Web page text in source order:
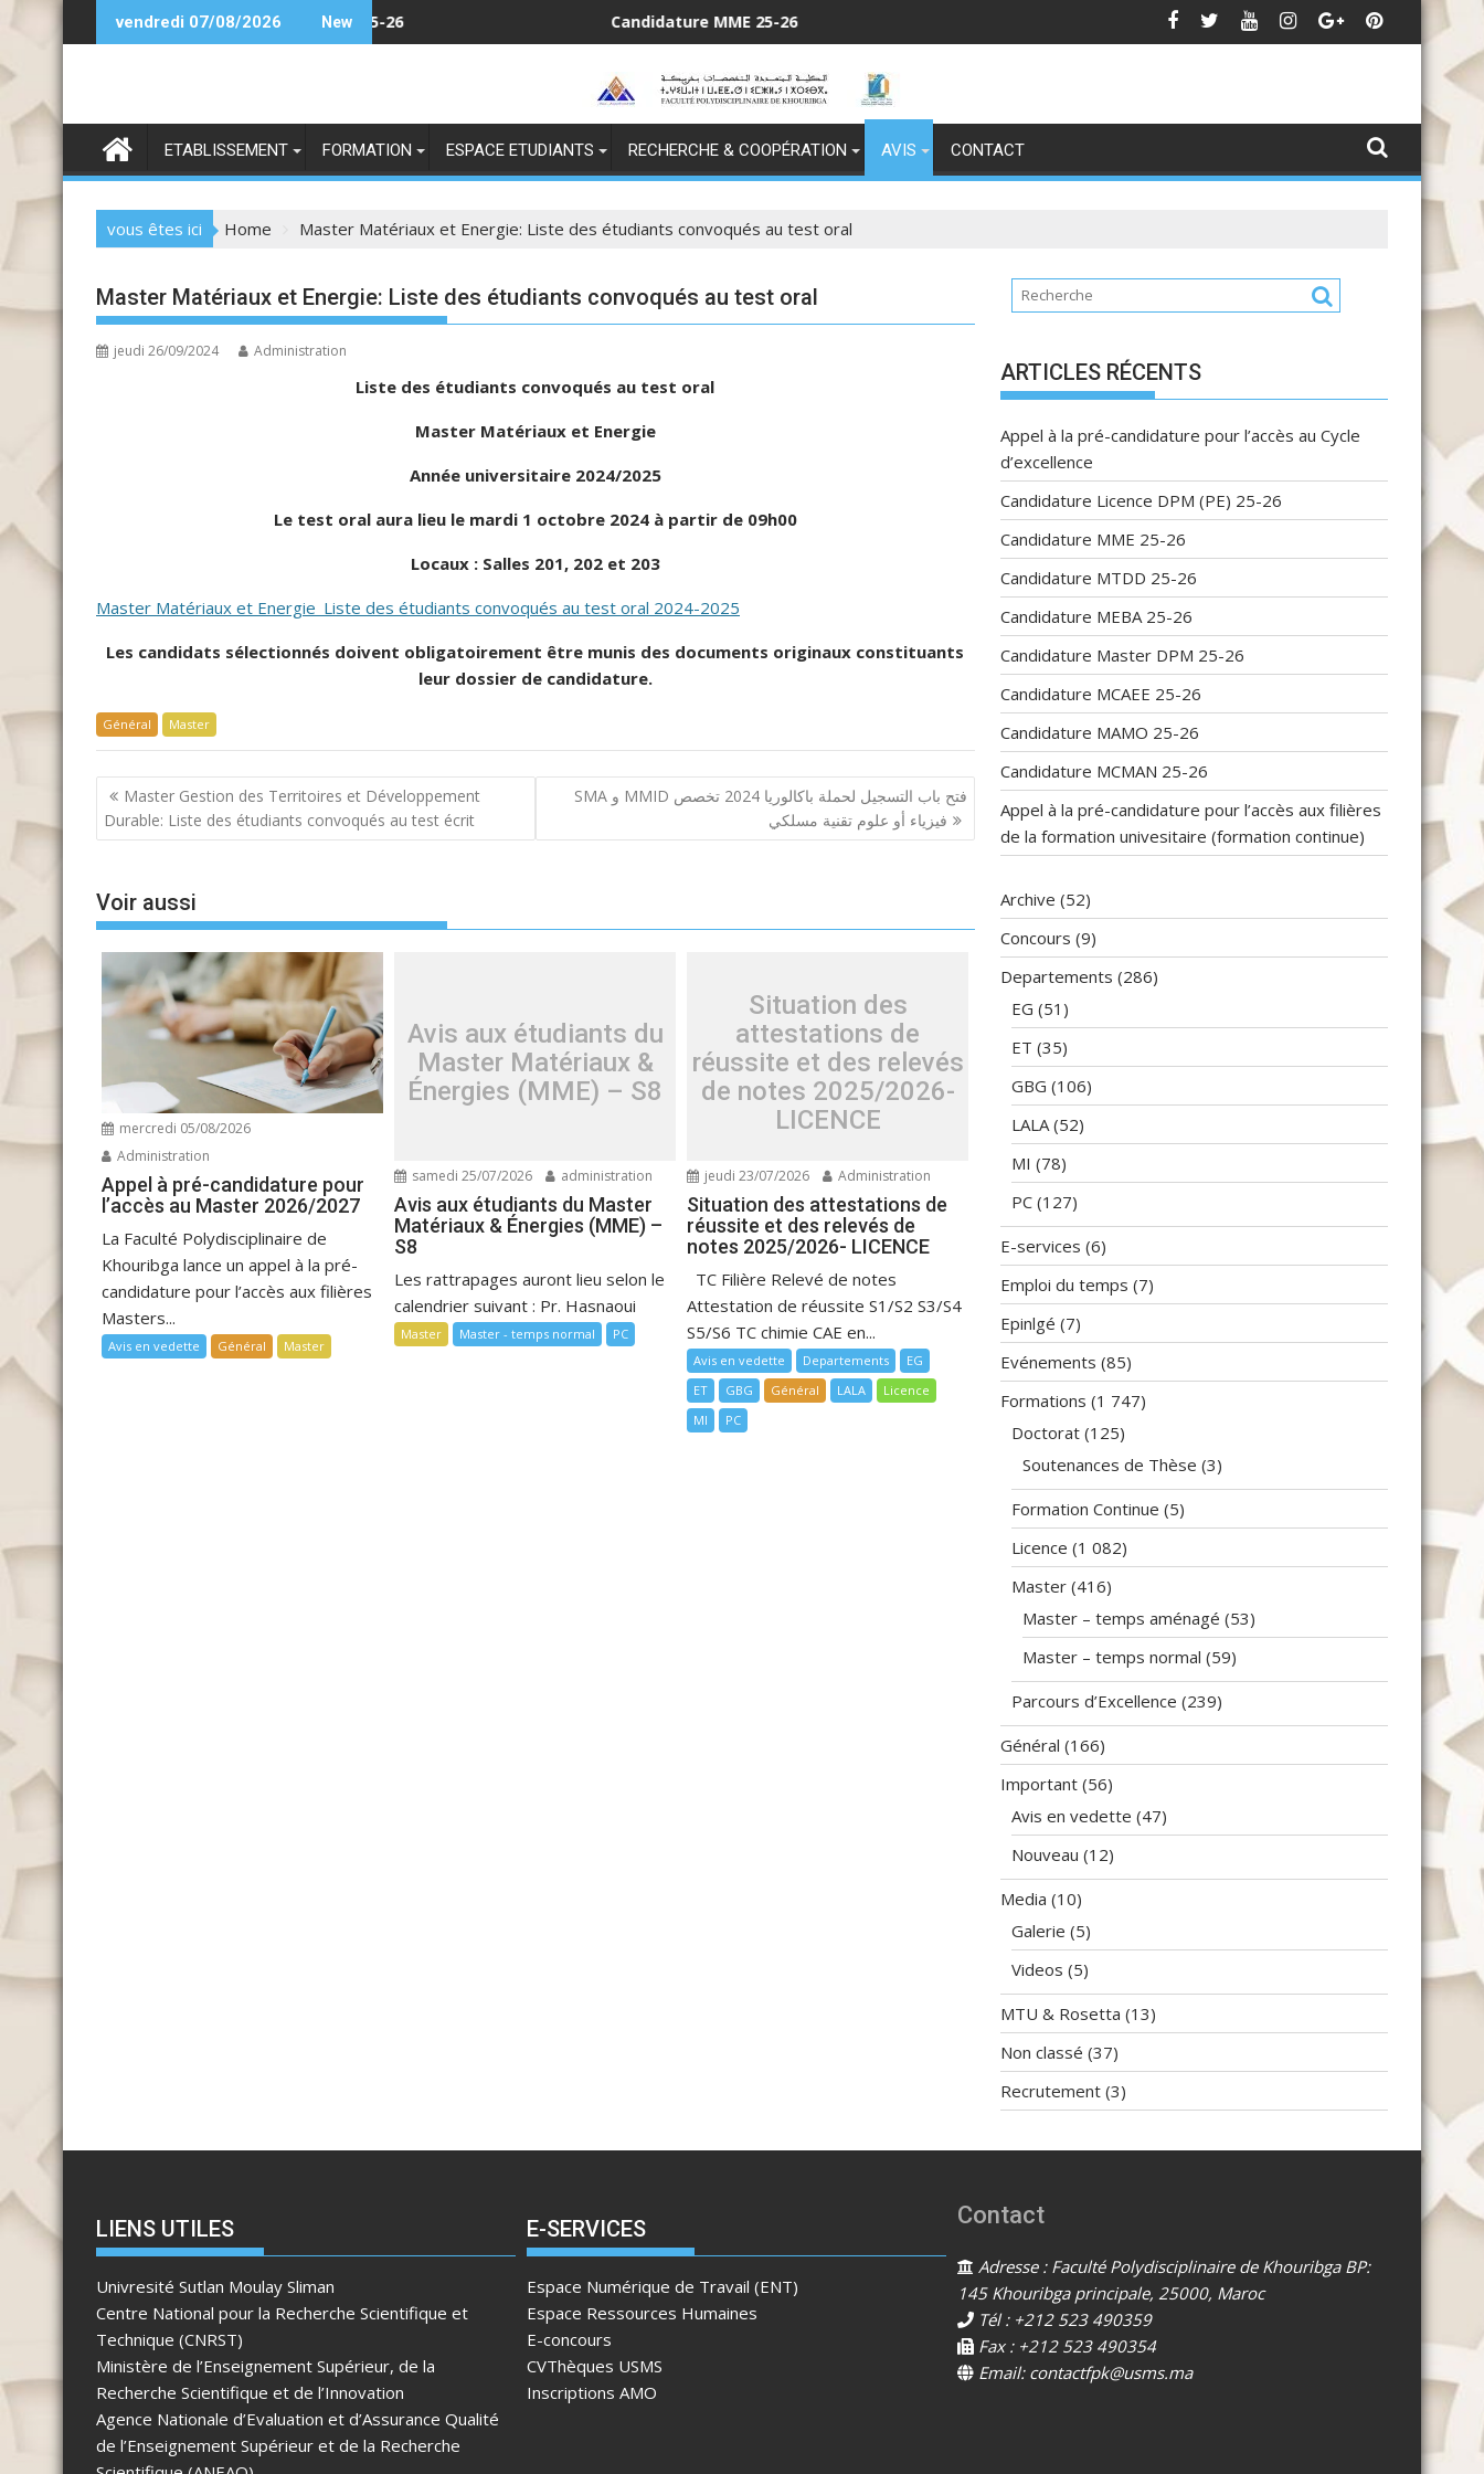
to
vendredi 07/08/2026 New
Candidature Licence DPM (PE) 25-26 Candidature MME 25-26 Candidature MTDD 25-26
ETABLISSEMENT FORMATION ESPACE ETUDIANTS RECHERCHE & COOPÉRATION AVIS CONTACT
vous êtes ici Home Master Matériaux et Energie: Liste des étudiants convoqués au test oral
Master Matériaux et Energie: Liste des étudiants convoqués au test oral
jeudi 26/09/2024 Administration
Liste des étudiants convoqués au test oral
Master Matériaux et Energie
Année universitaire 2024/2025
Le test oral aura lieu le mardi 1 octobre 2024 à partir de 09h00
Locaux : Salles 201, 202 et 203
Master Matériaux et Energie_Liste des étudiants convoqués au test oral 2024-2025
Les candidats sélectionnés doivent obligatoirement être munis des documents originaux constituants
leur dossier de candidature.
Général Master
Navigation
de
l’article
Master Gestion des Territoires et Développement
Durable: Liste des étudiants convoqués au test écrit
SMA و MMID فتح باب التسجيل لحملة باكالوريا 2024 تخصص
فيزياء أو علوم تقنية مسلكي
Voir aussi
mercredi 05/08/2026
Administration
Appel à pré-candidature pour
l’accès au Master 2026/2027
La Faculté Polydisciplinaire de
Khouribga lance un appel à la pré-
candidature pour l’accès aux filières
Masters...
Avis en vedette Général Master
Avis aux étudiants du
Master Matériaux &
Énergies (MME) – S8
samedi 25/07/2026 administration
Avis aux étudiants du Master
Matériaux & Énergies (MME) –
S8
Les rattrapages auront lieu selon le
calendrier suivant : Pr. Hasnaoui
Master Master - temps normal PC
Situation des
attestations de
réussite et des relevés
de notes 2025/2026-
LICENCE
jeudi 23/07/2026 Administration
Situation des attestations de
réussite et des relevés de
notes 2025/2026- LICENCE
TC Filière Relevé de notes
Attestation de réussite S1/S2 S3/S4
S5/S6 TC chimie CAE en...
Avis en vedette Departements
EG
ET
GBG Général LALA
Licence
MI
PC
ARTICLES RÉCENTS
Appel à la pré-candidature pour l’accès au Cycle
d’excellence
Candidature Licence DPM (PE) 25-26
Candidature MME 25-26
Candidature MTDD 25-26
Candidature MEBA 25-26
Candidature Master DPM 25-26
Candidature MCAEE 25-26
Candidature MAMO 25-26
Candidature MCMAN 25-26
Appel à la pré-candidature pour l’accès aux filières
de la formation univesitaire (formation continue)
Archive (52)
Concours (9)
Departements (286)
EG (51)
ET (35)
GBG (106)
LALA(52)
MI (78)
PC (127)
E-services (6)
Emploi du temps (7)
Epinlgé (7)
Evénements (85)
Formations (1 747)
Doctorat (125)
Soutenances de Thèse (3)
Formation Continue (5)
Licence (1 082)
Master (416)
Master – temps aménagé (53)
Master – temps normal (59)
Parcours d’Excellence (239)
Général (166)
Important (56)
Avis en vedette (47)
Nouveau (12)
Media (10)
Galerie (5)
Videos (5)
MTU & Rosetta (13)
Non classé (37)
Recrutement (3)
LIENS UTILES
Univresité Sutlan Moulay Sliman
Centre National pour la Recherche Scientifique et
Technique (CNRST)
Ministère de l’Enseignement Supérieur, de la
Recherche Scientifique et de l’Innovation
Agence Nationale d’Evaluation et d’Assurance Qualité
de l’Enseignement Supérieur et de la Recherche
E-SERVICES
Espace Numérique de Travail (ENT)
Espace Ressources Humaines
E-concours
CVThèques USMS
Inscriptions AMO
Contact
Adresse : Faculté Polydisciplinaire de Khouribga BP:
145 Khouribga principale, 25000, Maroc
Tél : +212 523 490359
Fax : +212 523 490354
Email: contactfpk@usms.ma